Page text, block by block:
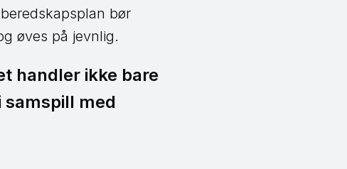
bør
øves på jevnlig.
handler ikke bare
samspill med